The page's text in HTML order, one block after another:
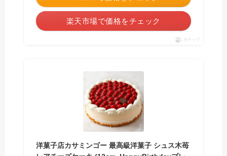
楽天市場で価格をチェック
ポチップ
洋菓子店カサミンゴー 最高級洋菓子 シュス木苺